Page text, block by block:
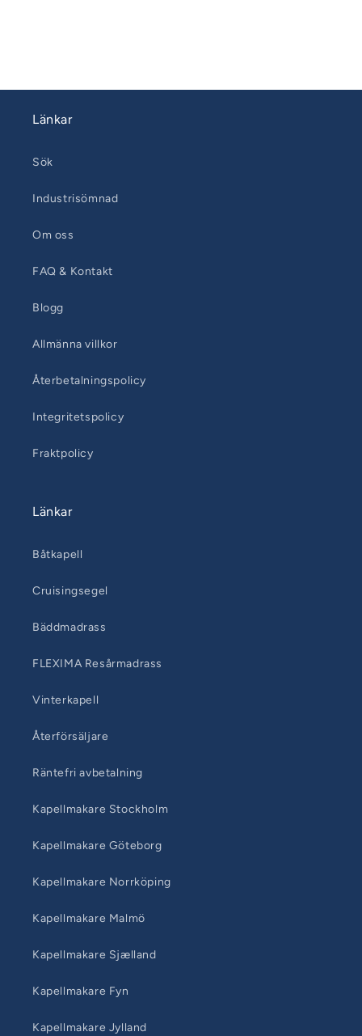
bågar
bågar
Länkar
Sök
Industrisömnad
Om oss
FAQ & Kontakt
Blogg
Allmänna villkor
Återbetalningspolicy
Integritetspolicy
Fraktpolicy
Länkar
Båtkapell
Cruisingsegel
Bäddmadrass
FLEXIMA Resårmadrass
Vinterkapell
Återförsäljare
Räntefri avbetalning
Kapellmakare Stockholm
Kapellmakare Göteborg
Kapellmakare Norrköping
Kapellmakare Malmö
Kapellmakare Sjælland
Kapellmakare Fyn
Kapellmakare Jylland